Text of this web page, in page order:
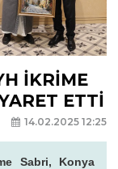
İKRİME
ETTİ
14.02.2025 12:25
Sabri, Konya